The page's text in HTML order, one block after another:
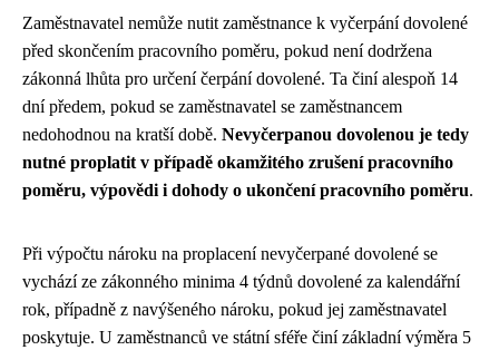
Zaměstnavatel nemůže nutit zaměstnance k vyčerpání dovolené
před skončením pracovního poměru, pokud není dodržena
zákonná lhůta pro určení čerpání dovolené. Ta činí alespoň 14
dní předem, pokud se zaměstnavatel se zaměstnancem
nedohodnou na kratší době. Nevyčerpanou dovolenou je tedy
nutné proplatit v případě okamžitého zrušení pracovního
poměru, výpovědi i dohody o ukončení pracovního poměru.
Při výpočtu nároku na proplacení nevyčerpané dovolené se
vychází ze zákonného minima 4 týdnů dovolené za kalendářní
rok, případně z navýšeného nároku, pokud jej zaměstnavatel
poskytuje. U zaměstnanců ve státní sféře činí základní výměra 5